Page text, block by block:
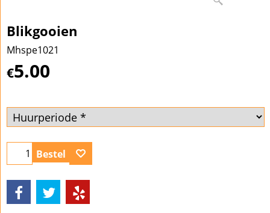
Blikgooien
Mhspe1021
€5.00
Bestel